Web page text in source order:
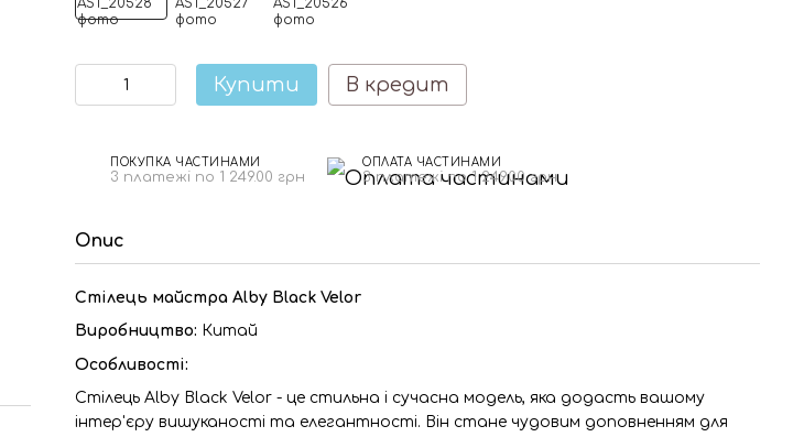
Купити В кредит
ПОКУПКА ЧАСТИНАМИ
3 платежі по 1 249.00 грн
ОПЛАТА ЧАСТИНАМИ
3 платежі по 1 249.00 грн
Опис
Стілець майстра Alby Black Velor
Виробництво: Китай
Особливості:
Стілець Alby Black Velor - це стильна і сучасна модель, яка додасть вашому
інтер'єру вишуканості та елегантності. Він стане чудовим доповненням для